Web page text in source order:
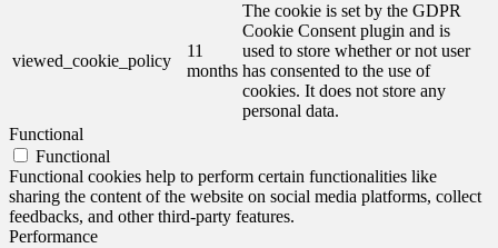
viewed_cookie_policy
11
months
The cookie is set by the GDPR
Cookie Consent plugin and is
used to store whether or not user
has consented to the use of
cookies. It does not store any
personal data.
Functional
Functional
Functional cookies help to perform certain functionalities like
sharing the content of the website on social media platforms, collect
feedbacks, and other third-party features.
Performance